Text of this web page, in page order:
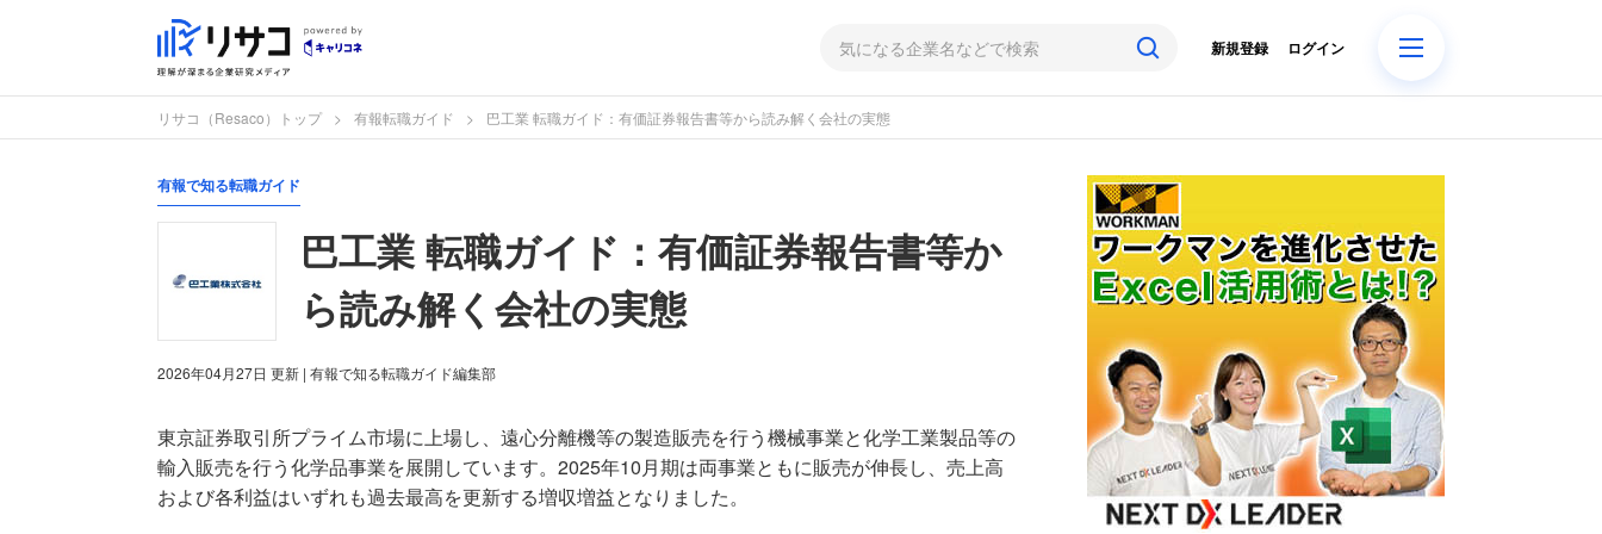
ログイン
新規登録
リサコ（Resaco）トップ 有報転職ガイド 巴工業 転職ガイド：有価証券報告書等から読み解く会社の実態
有報で知る転職ガイド
巴工業 転職ガイド：有価証券報告書等か
ら読み解く会社の実態
2026年04月27日 更新 | 有報で知る転職ガイド編集部
東京証券取引所プライム市場に上場し、遠心分離機等の製造販売を行う機械事業と化学工業製品等の
輸入販売を行う化学品事業を展開しています。2025年10月期は両事業ともに販売が伸長し、売上高
および各利益はいずれも過去最高を更新する増収増益となりました。